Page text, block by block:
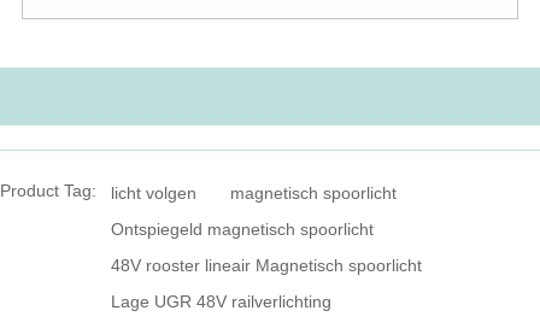
Product Tag: licht volgen
magnetisch spoorlicht
Ontspiegeld magnetisch spoorlicht
48V rooster lineair Magnetisch spoorlicht
Lage UGR 48V railverlichting